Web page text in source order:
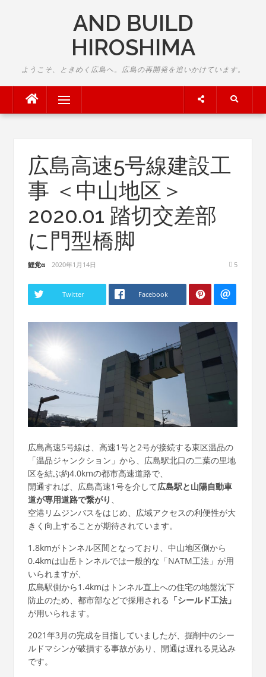
AND BUILD
HIROSHIMA
ようこそ、ときめく広島へ。広島の再開発を追いかけています。
Menu
広島高速5号線建設工
事 ＜中山地区＞
2020.01 踏切交差部
に門型橋脚
鯉党α 2020年1月14日 5
Twitter Facebook
広島高速5号線は、高速1号と2号が接続する東区温品の
「温品ジャンクション」から、広島駅北口の二葉の里地
区を結ぶ約4.0kmの都市高速道路で、
開通すれば、広島高速1号を介して広島駅と山陽自動車
道が専用道路で繋がり 、
空港リムジンバスをはじめ、広域アクセスの利便性が大
きく向上することが期待されています。
1.8kmがトンネル区間となっており、中山地区側から
0.4kmは山岳トンネルでは一般的な「NATM工法」が用
いられますが、
広島駅側から1.4kmはトンネル直上への住宅の地盤沈下
防止のため、都市部などで採用される 「シールド工法」
が用いられます。
2021年3月の完成を目指していましたが、掘削中のシー
ルドマシンが破損する事故があり、開通は遅れる見込み
です。